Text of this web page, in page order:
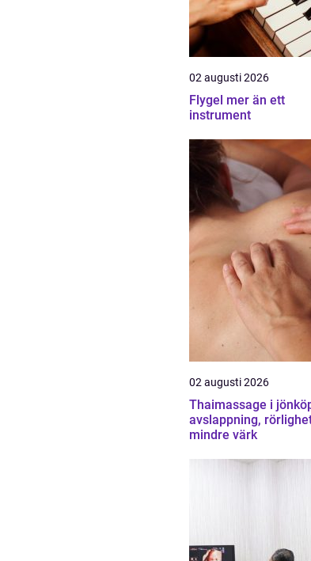
02 augusti 2026
Flygel mer än ett
instrument
02 augusti 2026
Thaimassage i
avslappning,
mindre värk